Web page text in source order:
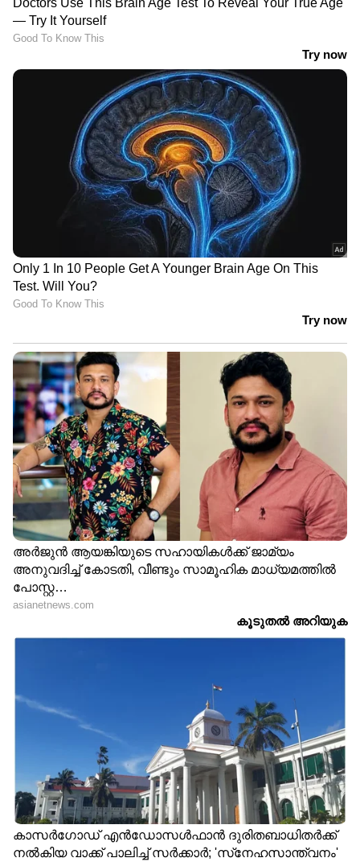
സീക്വൻഷ്യൽ ഷിഫ്റ്റ് സാങ്കേതികവിദ്യ
നൽകിയിട്ടുണ്ട്, ഇത് ഡ്രൈവിംഗ് അനുഭവം
ശ്രദ്ധിക്കുക, വ്യത്യസ്‍ത പ്ലാറ്റ്‌ഫോമുകളുടെ
സഹായത്തോടെ കാറുകളിൽ ലഭ്യമായ
കിഴിവുകളാണ് മുകളിൽ
വിശദീകരിച്ചിരിക്കുന്നത്. മേൽപ്പറഞ്ഞിരിക്കുന്ന
കിഴിവുകൾ രാജ്യത്തെ വിവിധ
സംസ്ഥാനങ്ങൾക്കും വിവിധ
ഭൂപ്രദേശങ്ങൾക്കും ഓരോ നഗരത്തിനും
ഡീലർഷിപ്പുകൾക്കും സ്റ്റോക്കിനും നിറത്തിനും
വേരിയന്‍റിനുമൊക്കെ അനുസരിച്ച്
വ്യത്യാസപ്പെട്ടിരിക്കുന്നു. അതായത് ഈ കിഴിവ്
നിങ്ങളുടെ നഗരത്തിലോ ഡീലറിലോ കൂടുതലോ
കുറവോ ആയിരിക്കാം. അത്തരമൊരു
കൃത്യമായ കിഴിവ് കണക്കുകൾക്കും മറ്റ്
വിവരങ്ങൾക്കുമായി നിങ്ങളുടെ തൊട്ടടുത്തുള്ള
പ്രാദേശിക ഡീലറെ സമീപിക്കുക.
LATEST VIDEOS